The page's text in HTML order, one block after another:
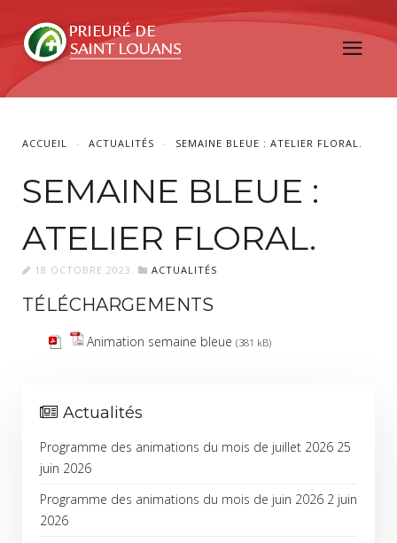
ACCUEIL ACTUALITÉS SEMAINE BLEUE : ATELIER FLORAL.
SEMAINE BLEUE :
ATELIER FLORAL.
18 OCTOBRE 2023 . ACTUALITÉS
TÉLÉCHARGEMENTS
Animation semaine bleue (381 kB)
Actualités
Programme des animations du mois de juillet 2026 25
juin 2026
Programme des animations du mois de juin 2026 2 juin
2026